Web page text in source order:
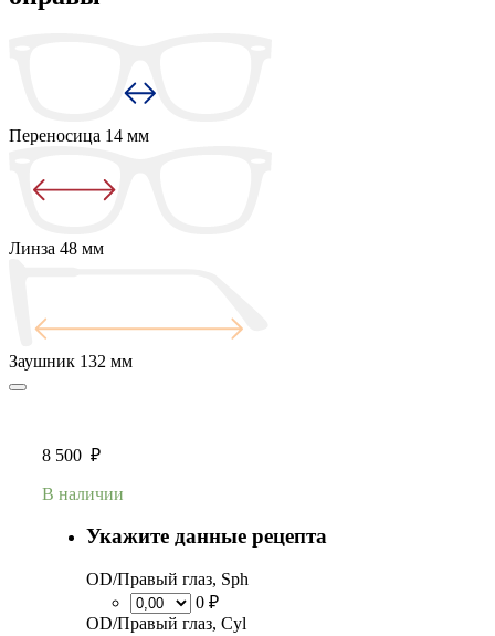
Переносица 14 мм
Линза 48 мм
Заушник 132 мм
8 500 ₽
В наличии
Укажите данные рецепта
OD/Правый глаз, Sph
0 ₽
OD/Правый глаз, Cyl